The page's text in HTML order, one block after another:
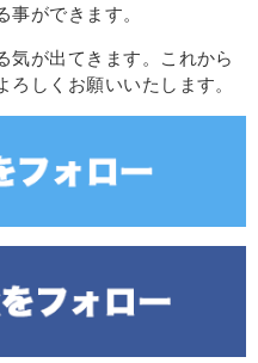
ができます。
気が出てきます。これから
ろしくお願いいたします。